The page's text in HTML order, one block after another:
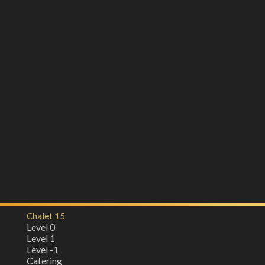
Chalet 15
Level 0
Level 1
Level -1
Catering